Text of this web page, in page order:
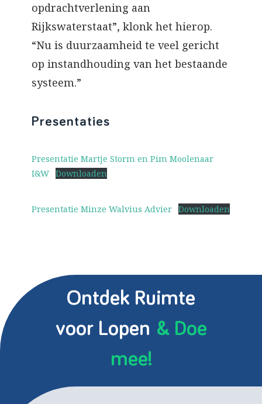
opdrachtverlening aan
Rijkswaterstaat”, klonk het hierop.
“Nu is duurzaamheid te veel gericht
op instandhouding van het bestaande
systeem.”
Presentaties
Presentatie Martje Storm en Pim Moolenaar
I&W Downloaden
Presentatie Minze Walvius Advier Downloaden
Ontdek Ruimte
voor Lopen & Doe
mee!